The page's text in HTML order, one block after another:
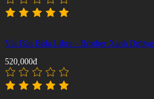
Vải Bàn Bida Libre - Brother Xanh Dương
520,000đ